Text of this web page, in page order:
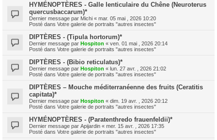
HYMÉNOPTÈRES - Galle lenticulaire du Chêne (Neuroterus
quercusbaccarum)*
Dernier message par Michi « mar. 05 mai , 2026 10:20
Posté dans Votre galerie de portraits "autres insectes"
DIPTÈRES - (Tipula hortorum)*
Dernier message par Hospiton « ven. 01 mai , 2026 20:14
Posté dans Votre galerie de portraits "autres insectes"
DIPTÈRES - (Bibio reticulatus)*
Dernier message par Hospiton « lun. 27 avr. , 2026 21:02
Posté dans Votre galerie de portraits "autres insectes"
DIPTÈRES – Mouche méditerranéenne des fruits (Ceratitis
capitata)*
Dernier message par Hospiton « dim. 19 avr. , 2026 20:12
Posté dans Votre galerie de portraits "autres insectes"
HYMÉNOPTÈRES - (Paratenthredo frauenfeldii)*
Dernier message par Apijardin « mer. 15 avr. , 2026 17:35
Posté dans Votre galerie de portraits "autres insectes"